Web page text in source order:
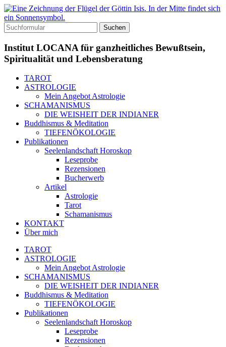
Institut LOCANA für ganzheitliches Bewußtsein,
Spiritualität und Lebensberatung
TAROT
ASTROLOGIE
Mein Angebot Astrologie
SCHAMANISMUS
DIE WEISHEIT DER INDIANER
Buddhismus & Meditation
TIEFENÖKOLOGIE
Publikationen
Seelenlandschaft Horoskop
Leseprobe
Rezensionen
Bucherwerb
Artikel
Astrologie
Tarot
Schamanismus
KONTAKT
Über mich
TAROT
ASTROLOGIE
Mein Angebot Astrologie
SCHAMANISMUS
DIE WEISHEIT DER INDIANER
Buddhismus & Meditation
TIEFENÖKOLOGIE
Publikationen
Seelenlandschaft Horoskop
Leseprobe
Rezensionen